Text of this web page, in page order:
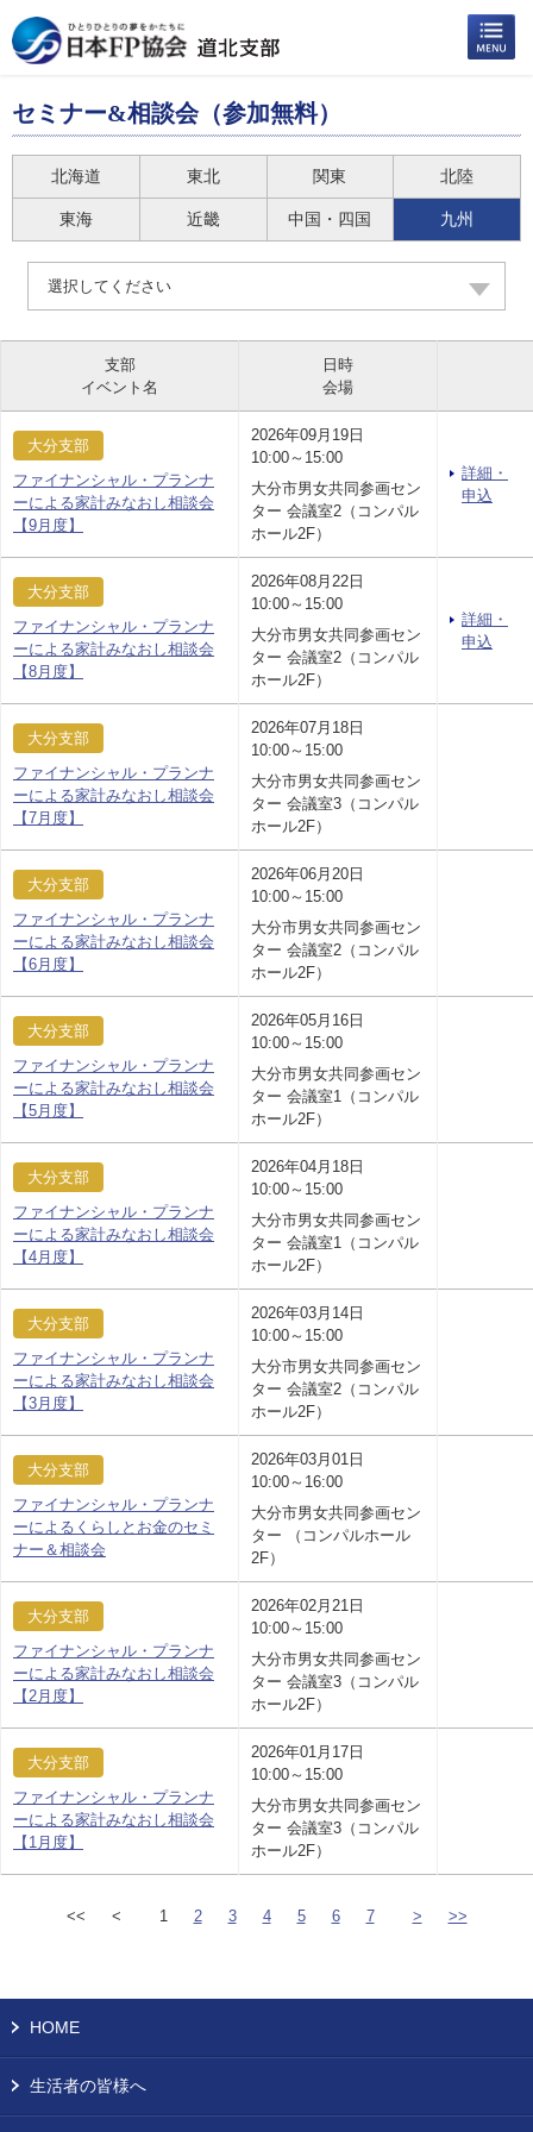
セミナー&相談会（参加無料）
北海道 東北 関東 北陸
東海 近畿 中国・四国 九州
選択してください
支部
イベント名
日時
会場
大分支部
ファイナンシャル・プランナ
ーによる家計みなおし相談会
【9月度】
2026年09月19日
10:00～15:00
大分市男女共同参画セン
ター 会議室2（コンパル
ホール2F）
詳細・
申込
大分支部
ファイナンシャル・プランナ
ーによる家計みなおし相談会
【8月度】
2026年08月22日
10:00～15:00
大分市男女共同参画セン
ター 会議室2（コンパル
ホール2F）
詳細・
申込
大分支部
ファイナンシャル・プランナ
ーによる家計みなおし相談会
【7月度】
2026年07月18日
10:00～15:00
大分市男女共同参画セン
ター 会議室3（コンパル
ホール2F）
大分支部
ファイナンシャル・プランナ
ーによる家計みなおし相談会
【6月度】
2026年06月20日
10:00～15:00
大分市男女共同参画セン
ター 会議室2（コンパル
ホール2F）
大分支部
ファイナンシャル・プランナ
ーによる家計みなおし相談会
【5月度】
2026年05月16日
10:00～15:00
大分市男女共同参画セン
ター 会議室1（コンパル
ホール2F）
大分支部
ファイナンシャル・プランナ
ーによる家計みなおし相談会
【4月度】
2026年04月18日
10:00～15:00
大分市男女共同参画セン
ター 会議室1（コンパル
ホール2F）
大分支部
ファイナンシャル・プランナ
ーによる家計みなおし相談会
【3月度】
2026年03月14日
10:00～15:00
大分市男女共同参画セン
ター 会議室2（コンパル
ホール2F）
大分支部
ファイナンシャル・プランナ
ーによるくらしとお金のセミ
ナー＆相談会
2026年03月01日
10:00～16:00
大分市男女共同参画セン
ター （コンパルホール
2F）
大分支部
ファイナンシャル・プランナ
ーによる家計みなおし相談会
【2月度】
2026年02月21日
10:00～15:00
大分市男女共同参画セン
ター 会議室3（コンパル
ホール2F）
大分支部
ファイナンシャル・プランナ
ーによる家計みなおし相談会
【1月度】
2026年01月17日
10:00～15:00
大分市男女共同参画セン
ター 会議室3（コンパル
ホール2F）
<< < 1 2 3 4 5 6 7 > >>
HOME
生活者の皆様へ